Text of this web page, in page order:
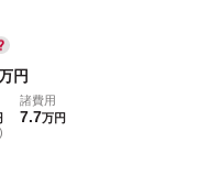
円
諸費用
7.7万円